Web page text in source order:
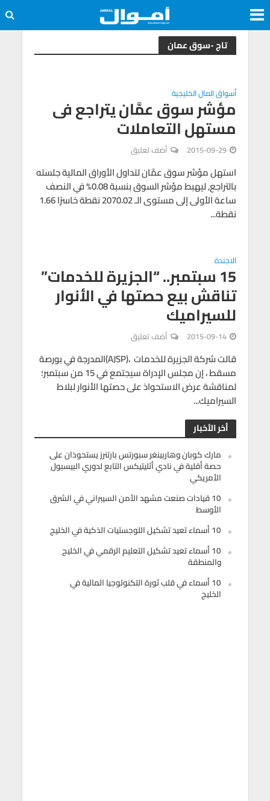
تاج -سوق عمان
أسواق المال الخليجية
مؤشر سوق عمَّان يتراجع فى
مستهل التعاملات
2015-09-29 أضف تعليق
استهل مؤشر سوق عمَّان لتداول الأوراق المالية جلسته
بالتراجع, ليهبط مؤشر السوق بنسبة 0.08% في النصف
ساعة الأولى إلى مستوى الـ 2070.02 نقطة خاسرًا 1.66
نقطة...
الاجندة
15 سبتمبر.. “الجزيرة للخدمات”
تناقش بيع حصتها في الأنوار
للسيراميك
2015-09-14 أضف تعليق
قالت شركة الجزيرة للخدمات ،(AJSP)المدرجة في بورصة
مسقط ، إن مجلس الإدراة سيجتمع في 15 من سبتمبر؛
لمناقشة عرض الاستحواذ على حصتها الأنوار لبلاط
السيراميك...
أخر الأخبار
مارك كوبان وهاربينغر سبورتس بارتنرز يستحوذان على
حصة أقلية في نادي أثليتيكس التابع لدوري البيسبول
الأمريكي
10 قيادات صنعت مشهد الأمن السيبراني في الشرق
الأوسط
10 أسماء تعيد تشكيل اللوجستيات الذكية في الخليج
10 أسماء تعيد تشكيل التعليم الرقمي في الخليج
والمنطقة
10 أسماء في قلب ثورة التكنولوجيا المالية في
الخليج